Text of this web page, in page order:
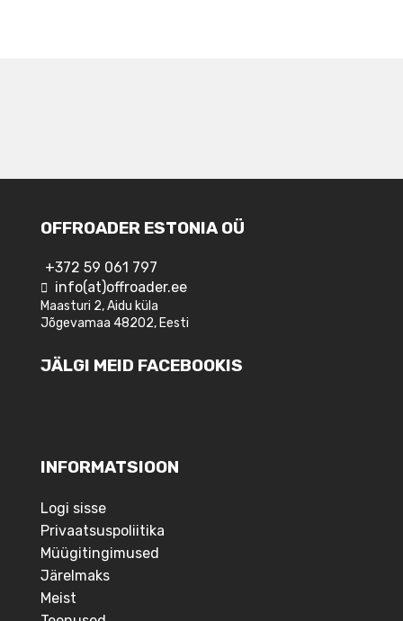
OFFROADER ESTONIA OÜ
+372 59 061 797
info(at)offroader.ee
Maasturi 2, Aidu küla
Jõgevamaa 48202, Eesti
JÄLGI MEID FACEBOOKIS
INFORMATSIOON
Logi sisse
Privaatsuspoliitika
Müügitingimused
Järelmaks
Meist